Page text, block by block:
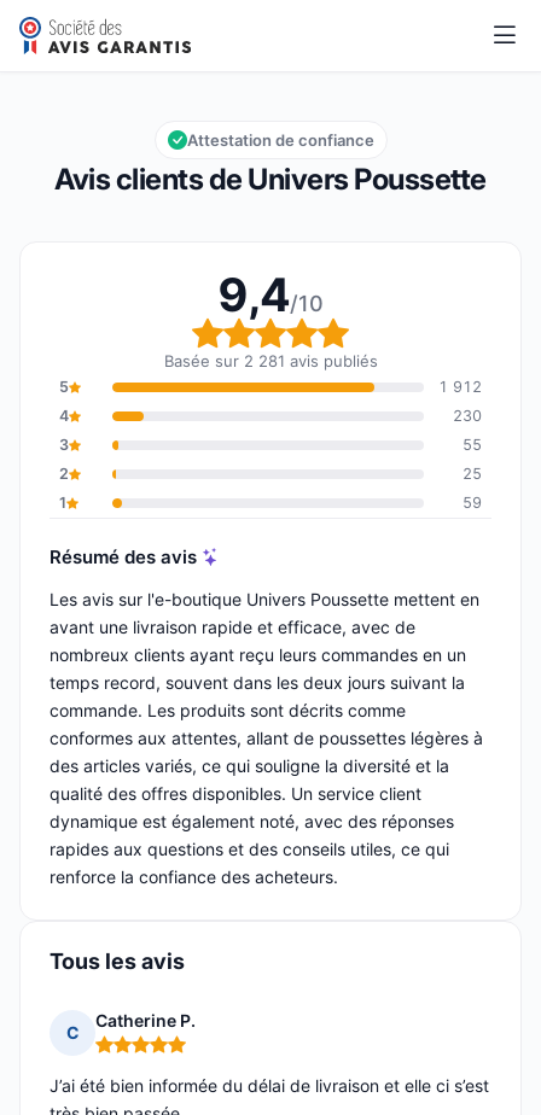
Univers Poussette
Note globale : 9,4 sur 10
9,4/10
Avis clients de Univers Poussette
Attestation de confiance
9,4/10
Note globale : 9,4 sur
Basée sur 2 281 avis publiés
5
1 912
4
230
3
55
2
25
1
59
Résumé des avis
Les avis sur l'e-boutique Univers Poussette mettent en
avant une livraison rapide et efficace, avec de
nombreux clients ayant reçu leurs commandes en un
temps record, souvent dans les deux jours suivant la
commande. Les produits sont décrits comme
conformes aux attentes, allant de poussettes légères à
des articles variés, ce qui souligne la diversité et la
qualité des offres disponibles. Un service client
dynamique est également noté, avec des réponses
rapides aux questions et des conseils utiles, ce qui
renforce la confiance des acheteurs.
Tous les avis
C
Catherine P.
Note : 5 sur 5
J’ai été bien informée du délai de livraison et elle ci s’est